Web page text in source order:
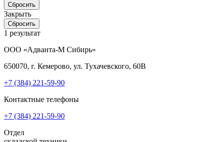
Сбросить
Закрыть
Сбросить
1 результат
ООО «Адванта-М Сибирь»
650070, г. Кемерово, ул. Тухачевского, 60В
+7 (384) 221-59-90
Контактные телефоны
+7 (384) 221-59-90
Отдел